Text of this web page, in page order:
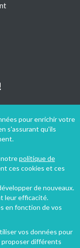
pour enrichir votre
s'assurant qu'ils
notrepolitique de
ces cookies et ces
de nouveaux.
leur efficacité.
en fonction de vos
vos données pour
différents
de confidentialité